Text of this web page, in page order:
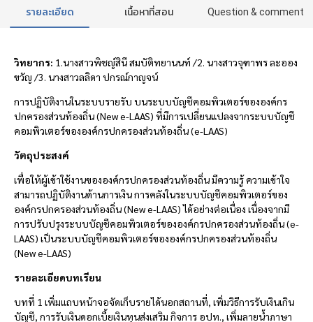
รายละเอียด เนื้อหาที่สอน Question & comment
วิทยากร: 1.นางสาวพิชญ์สินี สมบัติทยานนท์ /2. นางสาวจุฑาพร ละออง
ขวัญ /3. นางสาวลลิดา ปกรณ์กาญจน์
การปฏิบัติงานในระบบรายรับ บนระบบบัญชีคอมพิวเตอร์ขององค์กร
ปกครองส่วนท้องถิ่น (New e-LAAS) ที่มีการเปลี่ยนแปลงจากระบบบัญชี
คอมพิวเตอร์ขององค์กรปกครองส่วนท้องถิ่น (e-LAAS)
วัตถุประสงค์
เพื่อให้ผู้เข้าใช้งานขององค์กรปกครองส่วนท้องถิ่น มีความรู้ ความเข้าใจ
สามารถปฏิบัติงานด้านการเงิน การคลังในระบบบัญชีคอมพิวเตอร์ของ
องค์กรปกครองส่วนท้องถิ่น (New e-LAAS) ได้อย่างต่อเนื่อง เนื่องจากมี
การปรับปรุงระบบบัญชีคอมพิวเตอร์ขององค์กรปกครองส่วนท้องถิ่น (e-
LAAS) เป็นระบบบัญชีคอมพิวเตอร์ขององค์กรปกครองส่วนท้องถิ่น
(New e-LAAS)
รายละเอียดบทเรียน
บทที่ 1 เพิ่มแถบหน้าจอจัดเก็บรายได้นอกสถานที่, เพิ่มวิธีการรับเงินเกิน
บัญชี, การรับเงินดอกเบี้ยเงินทุนส่งเสริม กิจการ อปท., เพิ่มลายน้ำภาษา